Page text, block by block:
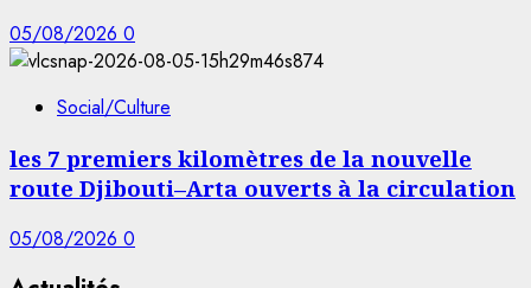
05/08/2026 0
Social/Culture
les 7 premiers kilomètres de la nouvelle
route Djibouti–Arta ouverts à la circulation
05/08/2026 0